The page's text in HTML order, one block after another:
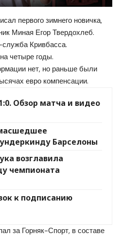
первого зимнего новичка,
Миная Егор Твердохлеб.
Кривбасса.
четыре годы.
нет, но раньше были
евро компенсации.
Обзор матча и видео
Барселоны
возглавила
чемпионата
к подписанию
за Горняк-Спорт, в составе